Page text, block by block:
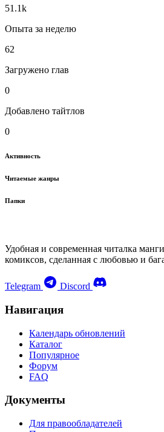
51.1k
Опыта за неделю
62
Загружено глав
0
Добавлено тайтлов
0
Активность
Читаемые жанры
Папки
Удобная и современная читалка
комиксов, сделанная с любовью и
Telegram Discord
Навигация
Календарь обновлений
Каталог
Популярное
Форум
FAQ
Документы
Для правообладателей